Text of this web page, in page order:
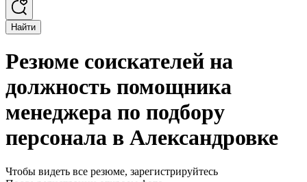
Найти
Резюме соискателей на
должность помощника
менеджера по подбору
персонала в Александровке
Чтобы видеть все резюме, зарегистрируйтесь